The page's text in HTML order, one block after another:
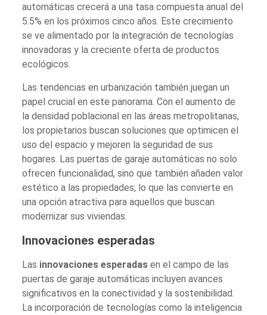
automáticas crecerá a una tasa compuesta anual del
5.5% en los próximos cinco años. Este crecimiento
se ve alimentado por la integración de tecnologías
innovadoras y la creciente oferta de productos
ecológicos.
Las tendencias en urbanización también juegan un
papel crucial en este panorama. Con el aumento de
la densidad poblacional en las áreas metropolitanas,
los propietarios buscan soluciones que optimicen el
uso del espacio y mejoren la seguridad de sus
hogares. Las puertas de garaje automáticas no solo
ofrecen funcionalidad, sino que también añaden valor
estético a las propiedades, lo que las convierte en
una opción atractiva para aquellos que buscan
modernizar sus viviendas.
Innovaciones esperadas
Las innovaciones esperadas en el campo de las
puertas de garaje automáticas incluyen avances
significativos en la conectividad y la sostenibilidad.
La incorporación de tecnologías como la inteligencia